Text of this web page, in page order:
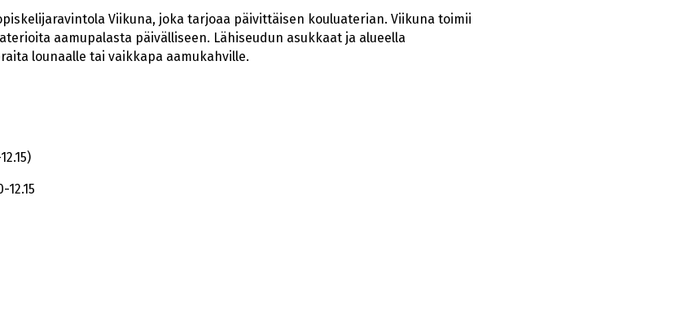
Viikuna, joka tarjoaa päivittäisen kouluaterian. Viikuna toimii
aamupalasta päivälliseen. Lähiseudun asukkaat ja alueella
lounaalle tai vaikkapa aamukahville.